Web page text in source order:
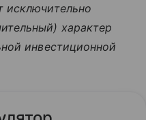
исключительно
характер
инвестиционной